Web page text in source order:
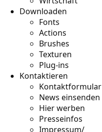
Downloaden
Fonts
Actions
Brushes
Texturen
Plug-ins
Kontaktieren
Kontaktformular
News einsenden
Hier werben
Presseinfos
Impressum/